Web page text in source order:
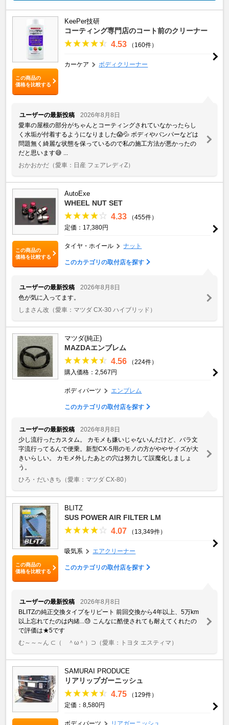
この商品の
価格を比較する
KeePer技研
コーティング専門店のコート前のクリーナー
4.53 （160件）
カーケア ボディクリーナー
ユーザーの最新投稿
2026年8月8日
愛車の屋根の部分がちゃんとコーティングされていなかったらし
く水垢が付着するようになりました😱💦 ボディやバンパーなどは
問題無く綺麗な状態を保っているので私の施工方法が悪かったの
だと思います😅 ...
おかおかだ （愛車：日産 フェアレディZ）
この商品の
価格を比較する
AutoExe
WHEEL NUT SET
4.33
（455件）
定価：17,380円
タイヤ・ホイール ナット
このカテゴリの取付店を探す
ユーザーの最新投稿
2026年8月8日
色が気に入ってます。
しまさん改 （愛車：マツダ CX-30 ハイブリッド）
マツダ(純正)
MAZDAエンブレム
4.56
（224件）
購入価格：2,567円
ボディパーツ エンブレム
このカテゴリの取付店を探す
ユーザーの最新投稿
2026年8月8日
少し流行ったカスタム。 カモメも嫌いじゃないんだけど、バラ文
字流行ってるんで便乗。新型CX-5用のモノの方がややサイズが大
きいらしい。 カモメ外したあとの穴は努力して誤魔化しましょ
う。
ひろ・だいきち （愛車：マツダ CX-80）
この商品の
価格を比較する
BLITZ
SUS POWER AIR FILTER LM
4.07 （13,349件）
吸気系 エアクリーナー
このカテゴリの取付店を探す
ユーザーの最新投稿
2026年8月8日
BLITZの純正交換タイプをリピート 前回交換から4年以上、5万km
以上忘れてたのは内緒...😓 こんなに酷使されても耐えてくれたの
で評価は★5です
む～～～ん ⊂（ ＾ω＾）⊃ （愛車：トヨタ エスティマ）
SAMURAI PRODUCE
リアリップガーニッシュ
4.75
（129件）
定価：8,580円
ボディパーツ リアガーニッシュ